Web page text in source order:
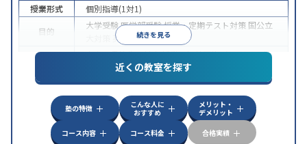
続きを見る
授業形式
個別指導(1対1)
目的
大学受験医学部受験授業・定期テスト対策 国公立
英検(英語検定)対策
中高一貫校生に対応授業の振替可能オンライン対
自習室あり
近くの教室を探す
塾の特徴
こんな人に
おすすめ
メリット・
デメリット
コース内容
コース料金 合格実績